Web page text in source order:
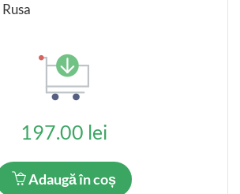
Rusa
197.00 lei
Adaugă în coș